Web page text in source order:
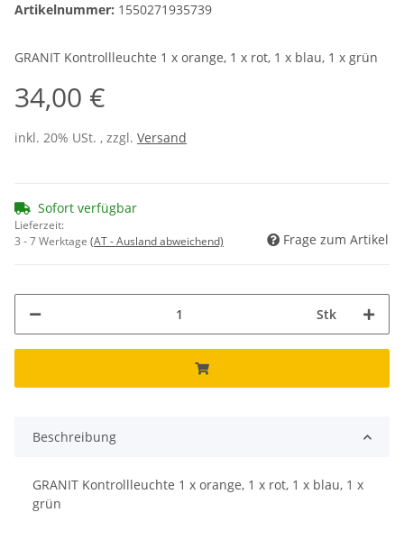
Artikelnummer: 1550271935739
GRANIT Kontrollleuchte 1 x orange, 1 x rot, 1 x blau, 1 x grün
34,00 €
inkl. 20% USt. , zzgl. Versand
Sofort verfügbar
Lieferzeit:
3 - 7 Werktage (AT - Ausland abweichend) Frage zum Artikel
Stk
Beschreibung
GRANIT Kontrollleuchte 1 x orange, 1 x rot, 1 x blau, 1 x
grün